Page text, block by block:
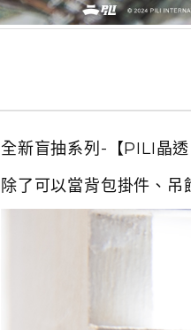
全新盲抽系列-【PILI晶透
除了可以當背包掛件、